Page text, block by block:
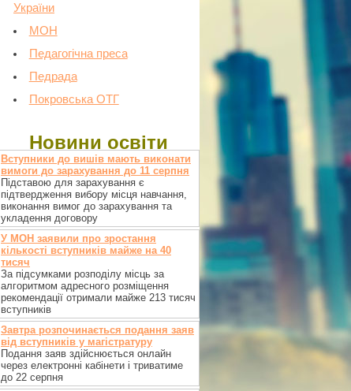
України
МОН
Педагогічна преса
Педрада
Покровська ОТГ
Новини освіти
Вступники до вишів мають виконати
вимоги до зарахування до 11 серпня
Підставою для зарахування є
підтвердження вибору місця навчання,
виконання вимог до зарахування та
укладення договору
У МОН заявили про зростання
кількості вступників майже на 40
тисяч
За підсумками розподілу місць за
алгоритмом адресного розміщення
рекомендації отримали майже 213 тисяч
вступників
Завтра розпочинається подання заяв
від вступників у магістратуру
Подання заяв здійснюється онлайн
через електронні кабінети і триватиме
до 22 серпня